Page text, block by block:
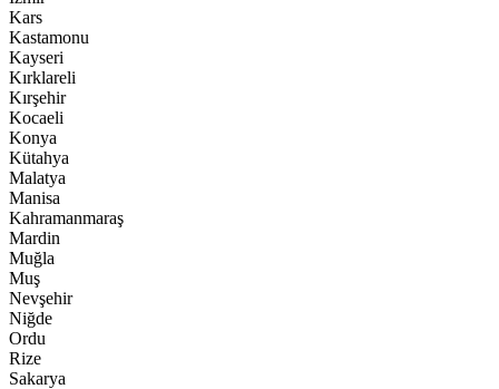
Kars
Kastamonu
Kayseri
Kırklareli
Kırşehir
Kocaeli
Konya
Kütahya
Malatya
Manisa
Kahramanmaraş
Mardin
Muğla
Muş
Nevşehir
Niğde
Ordu
Rize
Sakarya